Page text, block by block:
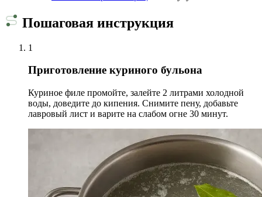
Пошаговая инструкция
1
Приготовление куриного бульона
Куриное филе промойте, залейте 2 литрами холодной
воды, доведите до кипения. Снимите пену, добавьте
лавровый лист и варите на слабом огне 30 минут.